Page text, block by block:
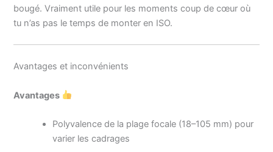
bougé. Vraiment utile pour les moments coup de cœur où
tu n’as pas le temps de monter en ISO.
Avantages et inconvénients
Avantages
Polyvalence de la plage focale (18–105 mm) pour
varier les cadrages